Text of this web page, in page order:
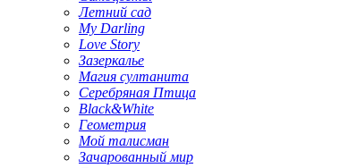
Летний сад
My Darling
Love Story
Зазеркалье
Магия султанита
Серебряная Птица
Black&White
Геометрия
Мой талисман
Зачарованный мир